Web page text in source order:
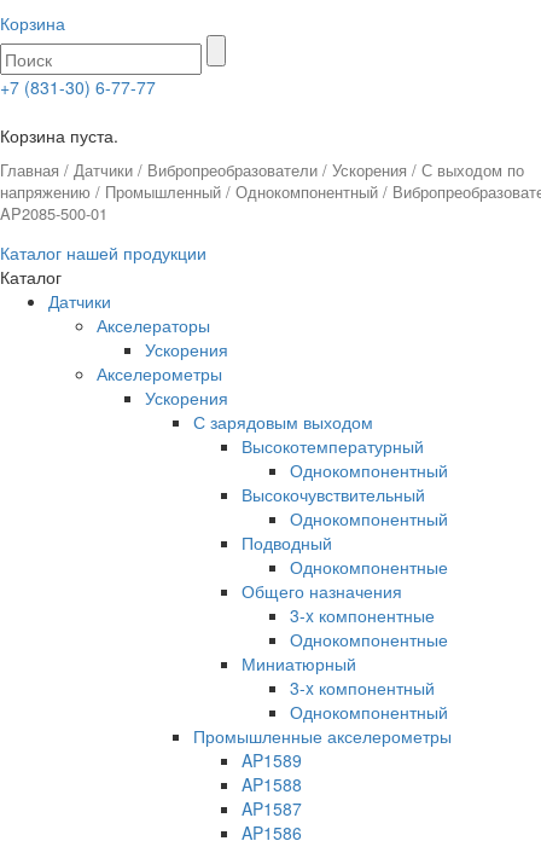
Корзина
+7 (831-30) 6-77-77
Корзина пуста.
Главная / Датчики / Вибропреобразователи / Ускорения / С выходом по
напряжению / Промышленный / Однокомпонентный /
AP2085-500-01
Каталог нашей продукции
Каталог
Датчики
Акселераторы
Ускорения
Акселерометры
Ускорения
С зарядовым выходом
Высокотемпературный
Однокомпонентный
Высокочувствительный
Однокомпонентный
Подводный
Однокомпонентные
Общего назначения
3-x компонентные
Однокомпонентные
Миниатюрный
3-x компонентный
Однокомпонентный
Промышленные акселерометры
AP1589
AP1588
AP1587
AP1586